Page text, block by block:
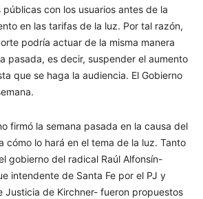
con los usuarios antes de la
en las tarifas de la luz. Por tal razón,
podría actuar de la misma manera
pasada, es decir, suspender el aumento
que se haga la audiencia. El Gobierno
firmó la semana pasada en la causa del
cómo lo hará en el tema de la luz. Tanto
gobierno del radical Raúl Alfonsín-
intendente de Santa Fe por el PJ y
Justicia de Kirchner- fueron propuestos